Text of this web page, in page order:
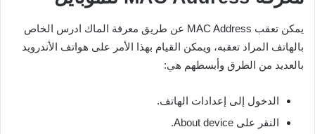
يمكن تعقب MAC Address عن طريق معرفة الماك ادرس الخاص
بالهاتف المراد تعقبه، ويمكن القيام بهذا الأمر على هواتف الأندرويد
بالعديد من الطرق وأبسطهم هي:
الدخول إلى إعدادات الهاتف.
النقر على About device.